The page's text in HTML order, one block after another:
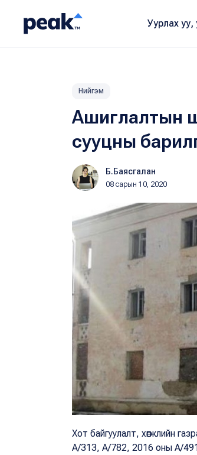
Уурлах уу,
Нийгэм
Ашиглалтын
сууцны
Б.Баясгалан
08 сарын 10, 2020
Хот байгуулалт, хөгжлийн
А/313, А/782, 2016 оны А/